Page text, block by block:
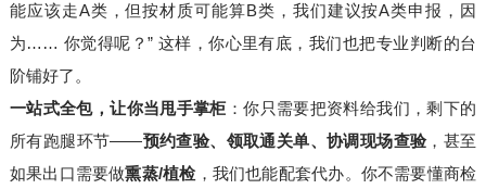
能应该走A类，但按材质可能算B类，我们建议按A类申报，因
为…… 你觉得呢？” 这样，你心里有底，我们也把专业判断的台
阶铺好了。
一站式全包，让你当甩手掌柜：你只需要把资料给我们，剩下的
所有跑腿环节——预约查验、领取通关单、协调现场查验，甚至
如果出口需要做熏蒸/植检，我们也能配套代办。你不需要懂商检